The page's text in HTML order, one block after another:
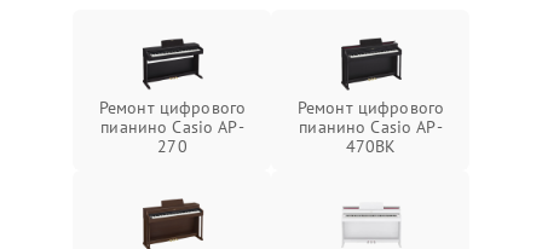
Ремонт цифрового
пианино Casio AP-
270
Ремонт цифрового
пианино Casio AP-
470BK